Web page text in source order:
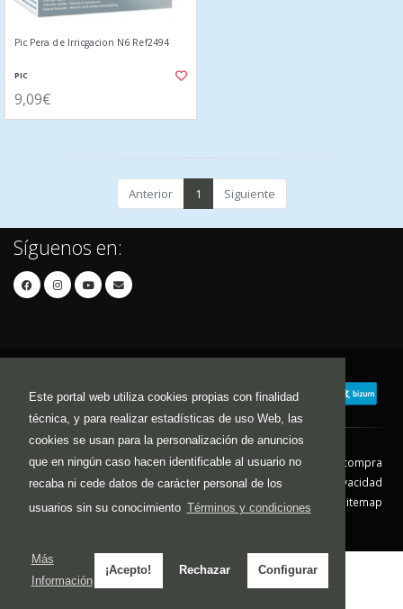
Este portal web utiliza cookies propias con finalidad
técnica, y para realizar estadísticas de uso Web, las
cookies se usan para la personalización de anuncios
que en ningún caso hacen identificable al usuario no
recaba ni cede datos de carácter personal de los
usuarios sin su conocimiento Términos y condiciones
Más
Información
¡Acepto! Rechazar Configurar
Pic Pera de Irricgacion N6 Ref2494
PIC
9,09€
Anterior 1 Siguiente
Síguenos en:
Contacto Aviso Legal
Condiciones de compra
Política de envíos
Política de devolución
Política de Privacidad
Política de Cookies
Sitemap